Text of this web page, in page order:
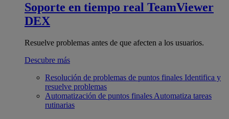
Soporte en tiempo real TeamViewer
DEX
Resuelve problemas antes de que afecten a los usuarios.
Descubre más
Resolución de problemas de puntos finales Identifica y
resuelve problemas
Automatización de puntos finales Automatiza tareas
rutinarias